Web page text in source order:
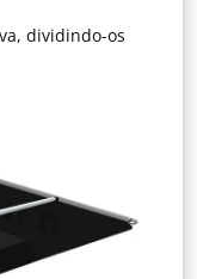
dividindo-os